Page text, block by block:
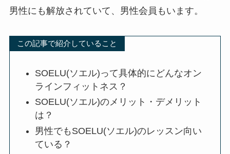
男性にも解放されていて、男性会員もいます。
この記事で紹介していること
SOELU(ソエル)って具体的にどんなオン
ラインフィットネス？
SOELU(ソエル)のメリット・デメリット
は？
男性でもSOELU(ソエル)のレッスン向い
ている？